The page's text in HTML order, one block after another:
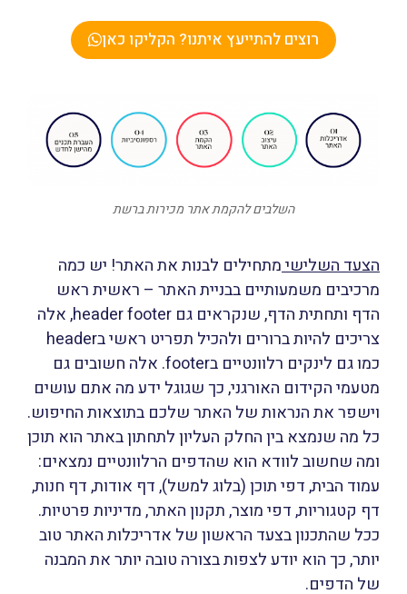
רוצים להתייעץ איתנו? הקליקו כאן
השלבים להקמת אתר מכירות ברשת
הצעד השלישימתחילים לבנות את האתר! יש כמה
מרכיבים משמעותיים בבניית האתר – ראשית ראש
הדף ותחתית הדף, שנקראים גם header footer, אלה
צריכים להיות ברורים ולהכיל תפריט ראשי בheader
כמו גם לינקים רלוונטיים בfooter. אלה חשובים גם
מטעמי הקידום האורגני, כך שגוגל ידע מה אתם עושים
וישפר את הנראות של האתר שלכם בתוצאות החיפוש.
כל מה שנמצא בין החלק העליון לתחתון באתר הוא תוכן
ומה שחשוב לוודא הוא שהדפים הרלוונטיים נמצאים:
עמוד הבית, דפי תוכן (בלוג למשל), דף אודות, דף חנות,
דף קטגוריות, דפי מוצר, תקנון האתר, מדיניות פרטיות.
ככל שהתכנון בצעד הראשון של אדריכלות האתר טוב
יותר, כך הוא יודע לצפות בצורה טובה יותר את המבנה
של הדפים.